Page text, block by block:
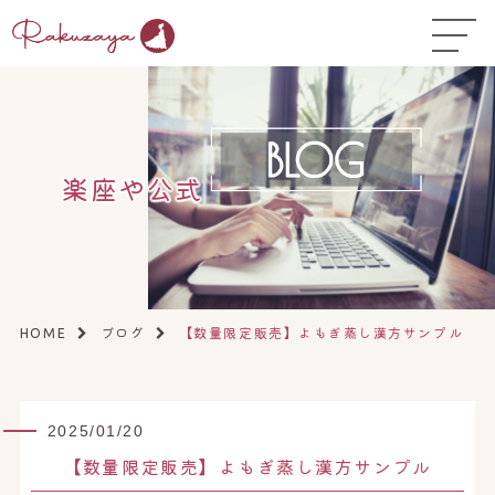
TOP
はじめての方へ
コース料金
よくある質問
お悩み温活ガイド▼
店舗一覧▼
開業サポート
楽座や公式
HOME ブログ 【数量限定販売】よもぎ蒸し漢方サンプル
2025/01/20
【数量限定販売】よもぎ蒸し漢方サンプル